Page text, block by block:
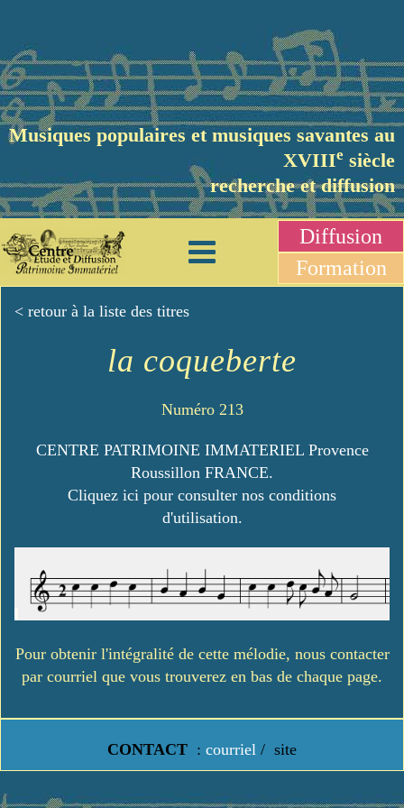
Musiques populaires et musiques savantes au
XVIIIe siècle
recherche et diffusion
Diffusion
Formation
< retour à la liste des titres
la coqueberte
Numéro 213
CENTRE PATRIMOINE IMMATERIEL Provence
Roussillon FRANCE.
Cliquez ici pour consulter nos conditions
d'utilisation.
Pour obtenir l'intégralité de cette mélodie, nous contacter
par courriel que vous trouverez en bas de chaque page.
CONTACT : courriel / site
https://www.lavielledanstoussesetats.fr